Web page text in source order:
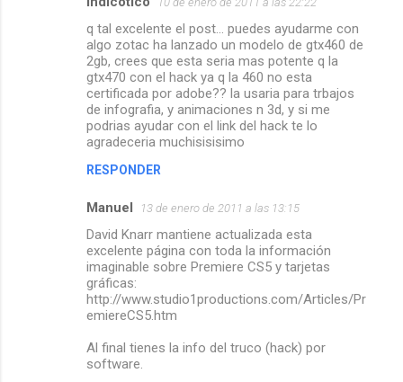
q tal excelente el post... puedes ayudarme con
algo zotac ha lanzado un modelo de gtx460 de
2gb, crees que esta seria mas potente q la
gtx470 con el hack ya q la 460 no esta
certificada por adobe?? la usaria para trbajos
de infografia, y animaciones n 3d, y si me
podrias ayudar con el link del hack te lo
agradeceria muchisisisimo
RESPONDER
Manuel 13 de enero de 2011 a las 13:15
David Knarr mantiene actualizada esta
excelente página con toda la información
imaginable sobre Premiere CS5 y tarjetas
gráficas:
http://www.studio1productions.com/Articles/Pr
emiereCS5.htm
Al final tienes la info del truco (hack) por
software.